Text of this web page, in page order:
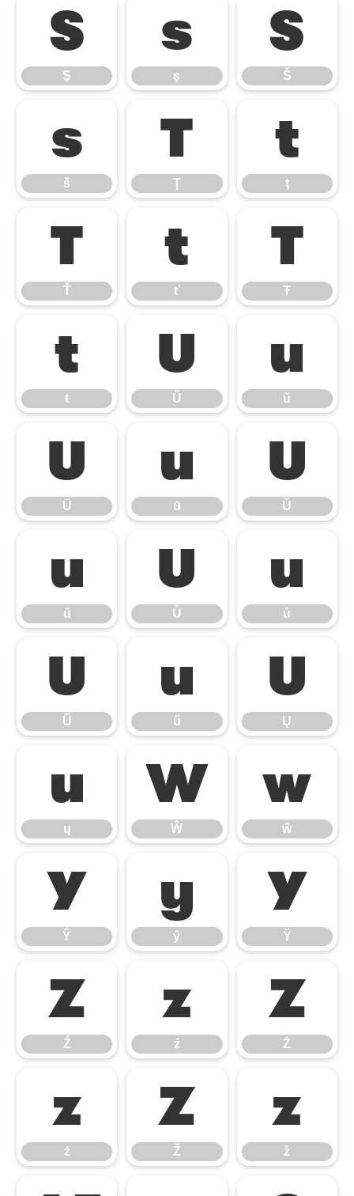
Ş
Ş
ş
ş
Š
Š
š
š
Ţ
Ţ
ţ
ţ
Ť
Ť
ť
ť
Ŧ
Ŧ
ŧ
ŧ
Ũ
Ũ
ũ
ũ
Ū
Ū
ū
ū
Ŭ
Ŭ
ŭ
ŭ
Ů
Ů
ů
ů
Ű
Ű
ű
ű
Ų
Ų
ų
ų
Ŵ
Ŵ
ŵ
ŵ
Ŷ
Ŷ
ŷ
ŷ
Ÿ
Ÿ
Ź
Ź
ź
ź
Ż
Ż
ż
ż
Ž
Ž
ž
ž